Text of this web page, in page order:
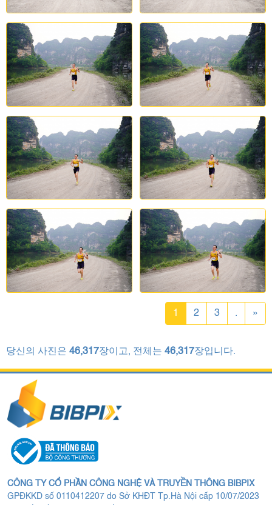
1 2 3 . »
당신의 사진은 46,317장이고, 전체는 46,317장입니다.
CÔNG TY CỔ PHẦN CÔNG NGHỆ VÀ TRUYỀN THÔNG BIBPIX
GPĐKKD số 0110412207 do Sở KHĐT Tp.Hà Nội cấp 10/07/2023